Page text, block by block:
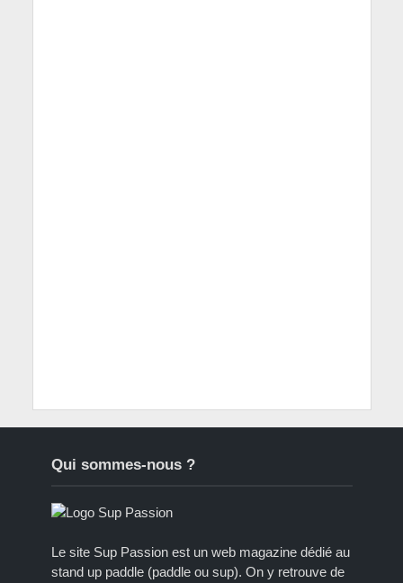
Qui sommes-nous ?
Le site Sup Passion est un web magazine dédié au
stand up paddle (paddle ou sup). On y retrouve de